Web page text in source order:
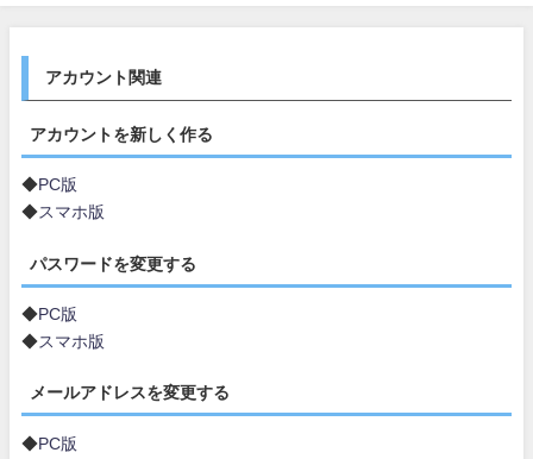
アカウント関連
アカウントを新しく作る
◆PC版
◆スマホ版
パスワードを変更する
◆PC版
◆スマホ版
メールアドレスを変更する
◆PC版